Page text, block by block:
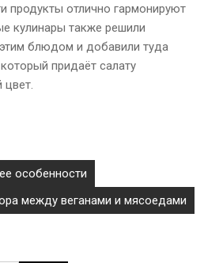
продукты отлично гармонируют
кулинары также решили
блюдом и добавили туда
придаёт салату
цвет.
особенности
между веганами и мясоедами